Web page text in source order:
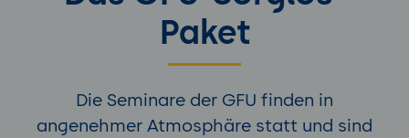
Integration und Interoperabilität
Integration mit anderen Tools.
Implementierung von Import- und
Paket
Die Seminare der GFU finden in
angenehmer Atmosphäre statt und sind